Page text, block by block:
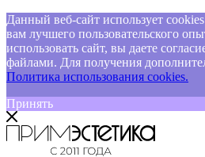
Данный веб-сайт использует
вам лучшего пользовательского
использовать сайт, вы даете
файлами. Для получения
Политика использования cookies.
Принять